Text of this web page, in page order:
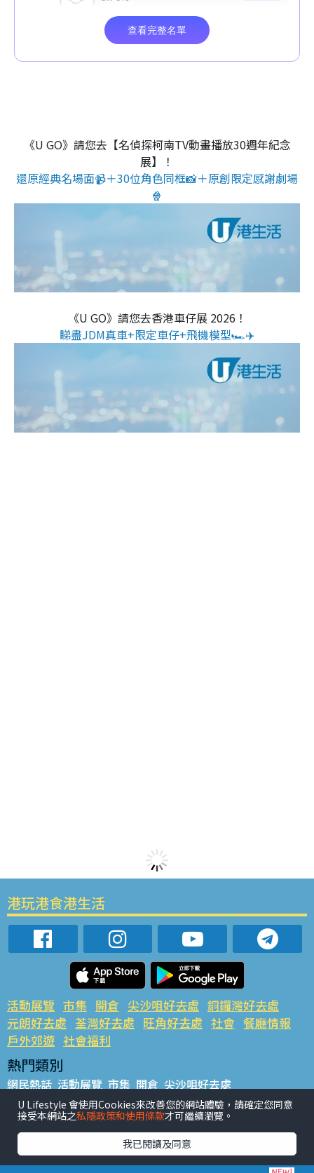
《U GO》請您去【名偵探柯南TV動畫播放30週年紀念
展】！
還原經典名場面📹＋30位角色同框📸＋原創限定感謝劇場
🍿
《U GO》請您去香港車仔展 2026！
睇盡JDM真車+限定車仔+飛機模型🏎️✈️
港玩港食港生活
活動展覽 市集 開倉 尖沙咀好去處 銅鑼灣好去處
元朗好去處 荃灣好去處 旺角好去處 社會 餐廳情報
戶外郊遊 社會福利
熱門類別
網民熱話 活動展覽 市集 開倉 尖沙咀好去處
銅鑼灣好去處 元朗好去處 荃灣好去處 旺角好去處 社會
餐廳情報 戶外郊遊
熱門標籤
#UGO搵好去處 #人氣活動推介 #美食社群熱話
U Lifestyle 會使用Cookies來改善您的網站體驗，請確定您同意
接受本網站之私隱政策和使用條款才可繼續瀏覽。
我已閱讀及同意